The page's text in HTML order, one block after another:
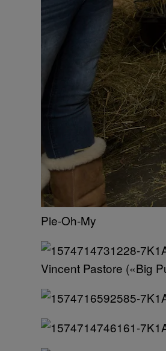
Pie-Oh-My
Vincent Pastore («Big